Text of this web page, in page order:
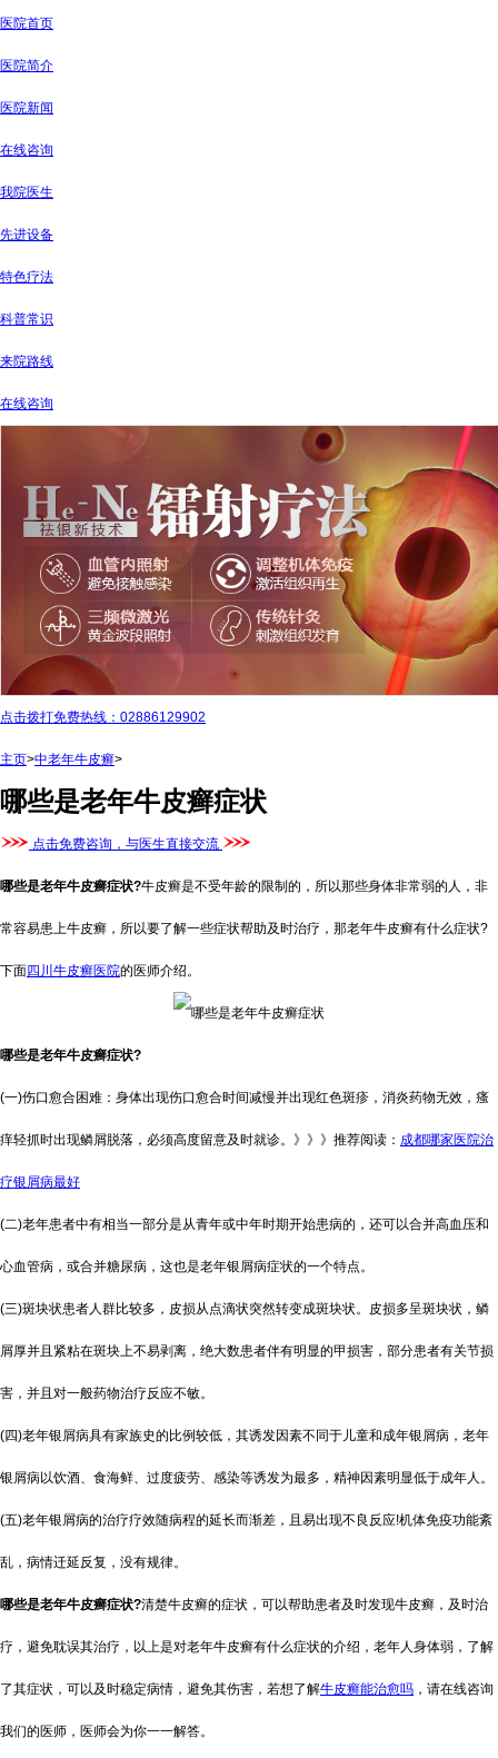
医院首页
医院简介
医院新闻
在线咨询
我院医生
先进设备
特色疗法
科普常识
来院路线
在线咨询
点击拨打免费热线：02886129902
主页>中老年牛皮癣>
哪些是老年牛皮癣症状
点击免费咨询，与医生直接交流
哪些是老年牛皮癣症状?牛皮癣是不受年龄的限制的，所以那些身体非常弱的人，非
常容易患上牛皮癣，所以要了解一些症状帮助及时治疗，那老年牛皮癣有什么症状?
下面四川牛皮癣医院的医师介绍。
哪些是老年牛皮癣症状?
(一)伤口愈合困难：身体出现伤口愈合时间减慢并出现红色斑疹，消炎药物无效，瘙
痒轻抓时出现鳞屑脱落，必须高度留意及时就诊。》》》推荐阅读： 成都哪家医院治
疗银屑病最好
(二)老年患者中有相当一部分是从青年或中年时期开始患病的，还可以合并高血压和
心血管病，或合并糖尿病，这也是老年银屑病症状的一个特点。
(三)斑块状患者人群比较多，皮损从点滴状突然转变成斑块状。皮损多呈斑块状，鳞
屑厚并且紧粘在斑块上不易剥离，绝大数患者伴有明显的甲损害，部分患者有关节损
害，并且对一般药物治疗反应不敏。
(四)老年银屑病具有家族史的比例较低，其诱发因素不同于儿童和成年银屑病，老年
银屑病以饮酒、食海鲜、过度疲劳、感染等诱发为最多，精神因素明显低于成年人。
(五)老年银屑病的治疗疗效随病程的延长而渐差，且易出现不良反应!机体免疫功能紊
乱，病情迁延反复，没有规律。
哪些是老年牛皮癣症状?清楚牛皮癣的症状，可以帮助患者及时发现牛皮癣，及时治
疗，避免耽误其治疗，以上是对老年牛皮癣有什么症状的介绍，老年人身体弱，了解
了其症状，可以及时稳定病情，避免其伤害，若想了解牛皮癣能治愈吗 ，请在线咨询
我们的医师，医师会为你一一解答。